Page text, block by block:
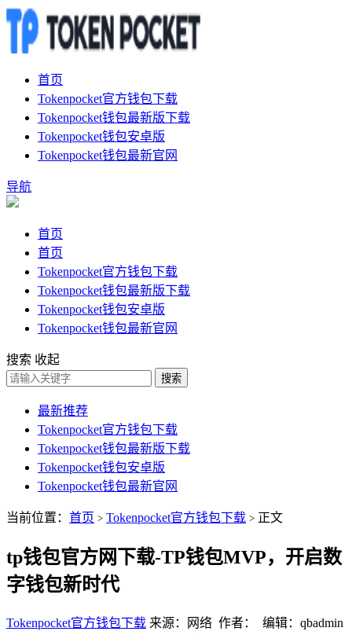
首页
Tokenpocket官方钱包下载
Tokenpocket钱包最新版下载
Tokenpocket钱包安卓版
Tokenpocket钱包最新官网
导航
首页
首页
Tokenpocket官方钱包下载
Tokenpocket钱包最新版下载
Tokenpocket钱包安卓版
Tokenpocket钱包最新官网
搜索 收起
搜索
最新推荐
Tokenpocket官方钱包下载
Tokenpocket钱包最新版下载
Tokenpocket钱包安卓版
Tokenpocket钱包最新官网
当前位置： 首页 > Tokenpocket官方钱包下载 > 正文
tp钱包官方网下载-TP钱包MVP，开启数
字钱包新时代
Tokenpocket官方钱包下载 来源：网络 作者： 编辑：qbadmin